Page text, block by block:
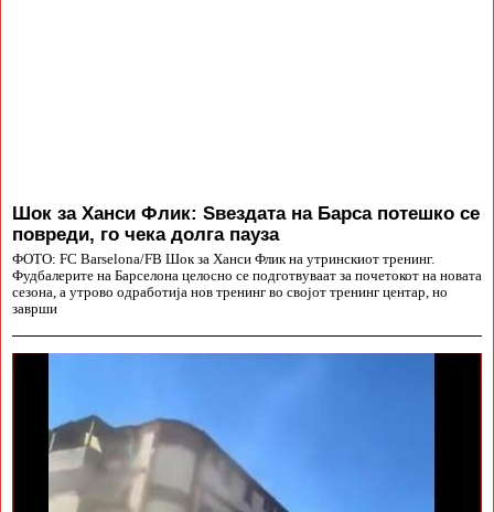
Шок за Ханси Флик: Ѕвездата на Барса потешко се
повреди, го чека долга пауза
ФОТО: FC Barselona/FB Шок за Ханси Флик на утринскиот тренинг.
Фудбалерите на Барселона целосно се подготвуваат за почетокот на новата
сезона, а утрово одработија нов тренинг во својот тренинг центар, но
заврши